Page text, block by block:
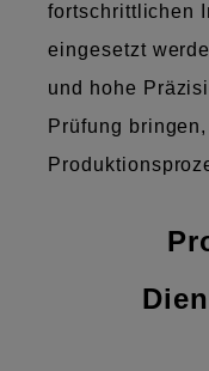
fortschrittlichen
eingesetzt
und hohe
Prüfung